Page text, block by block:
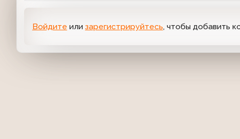
Войдите или зарегистрируйтесь, чтобы добавить